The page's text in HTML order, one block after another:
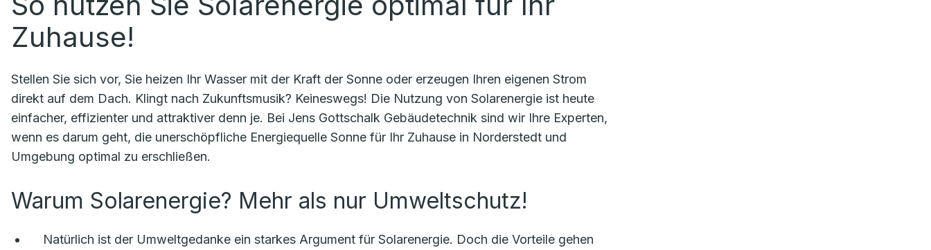
Zuhause!
Stellen Sie sich vor, Sie heizen Ihr Wasser mit der Kraft der Sonne oder erzeugen Ihren eigenen Strom
direkt auf dem Dach. Klingt nach Zukunftsmusik? Keineswegs! Die Nutzung von Solarenergie ist heute
einfacher, effizienter und attraktiver denn je. Bei Jens Gottschalk Gebäudetechnik sind wir Ihre Experten,
wenn es darum geht, die unerschöpfliche Energiequelle Sonne für Ihr Zuhause in Norderstedt und
Umgebung optimal zu erschließen.
Warum Solarenergie? Mehr als nur Umweltschutz!
Natürlich ist der Umweltgedanke ein starkes Argument für Solarenergie. Doch die Vorteile gehen